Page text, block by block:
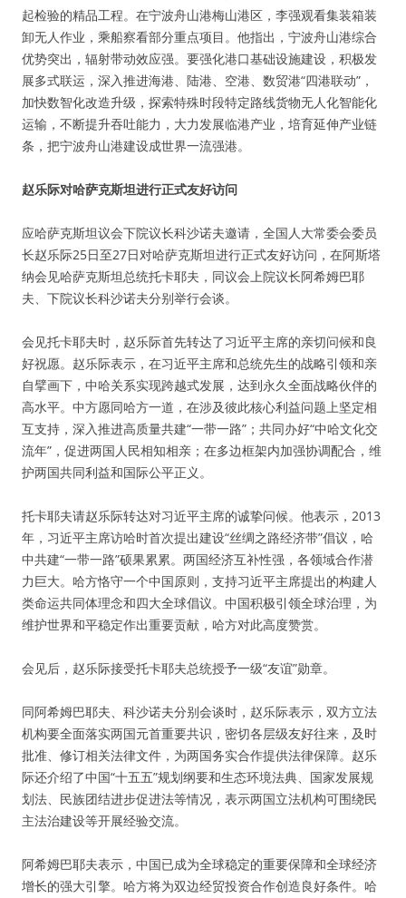
起检验的精品工程。在宁波舟山港梅山港区，李强观看集装箱装
卸无人作业，乘船察看部分重点项目。他指出，宁波舟山港综合
优势突出，辐射带动效应强。要强化港口基础设施建设，积极发
展多式联运，深入推进海港、陆港、空港、数贸港“四港联动”，
加快数智化改造升级，探索特殊时段特定路线货物无人化智能化
运输，不断提升吞吐能力，大力发展临港产业，培育延伸产业链
条，把宁波舟山港建设成世界一流强港。
赵乐际对哈萨克斯坦进行正式友好访问
应哈萨克斯坦议会下院议长科沙诺夫邀请，全国人大常委会委员
长赵乐际25日至27日对哈萨克斯坦进行正式友好访问，在阿斯塔
纳会见哈萨克斯坦总统托卡耶夫，同议会上院议长阿希姆巴耶
夫、下院议长科沙诺夫分别举行会谈。
会见托卡耶夫时，赵乐际首先转达了习近平主席的亲切问候和良
好祝愿。赵乐际表示，在习近平主席和总统先生的战略引领和亲
自擘画下，中哈关系实现跨越式发展，达到永久全面战略伙伴的
高水平。中方愿同哈方一道，在涉及彼此核心利益问题上坚定相
互支持，深入推进高质量共建“一带一路”；共同办好“中哈文化交
流年”，促进两国人民相知相亲；在多边框架内加强协调配合，维
护两国共同利益和国际公平正义。
托卡耶夫请赵乐际转达对习近平主席的诚挚问候。他表示，2013
年，习近平主席访哈时首次提出建设“丝绸之路经济带”倡议，哈
中共建“一带一路”硕果累累。两国经济互补性强，各领域合作潜
力巨大。哈方恪守一个中国原则，支持习近平主席提出的构建人
类命运共同体理念和四大全球倡议。中国积极引领全球治理，为
维护世界和平稳定作出重要贡献，哈方对此高度赞赏。
会见后，赵乐际接受托卡耶夫总统授予一级“友谊”勋章。
同阿希姆巴耶夫、科沙诺夫分别会谈时，赵乐际表示，双方立法
机构要全面落实两国元首重要共识，密切各层级友好往来，及时
批准、修订相关法律文件，为两国务实合作提供法律保障。赵乐
际还介绍了中国“十五五”规划纲要和生态环境法典、国家发展规
划法、民族团结进步促进法等情况，表示两国立法机构可围绕民
主法治建设等开展经验交流。
阿希姆巴耶夫表示，中国已成为全球稳定的重要保障和全球经济
增长的强大引擎。哈方将为双边经贸投资合作创造良好条件。哈